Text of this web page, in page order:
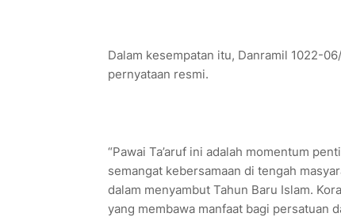
Dalam kesempatan itu, Danramil 1022-
pernyataan resmi.
“Pawai Ta’aruf ini adalah momentum
semangat kebersamaan di tengah
dalam menyambut Tahun Baru Islam.
yang membawa manfaat bagi persatuan